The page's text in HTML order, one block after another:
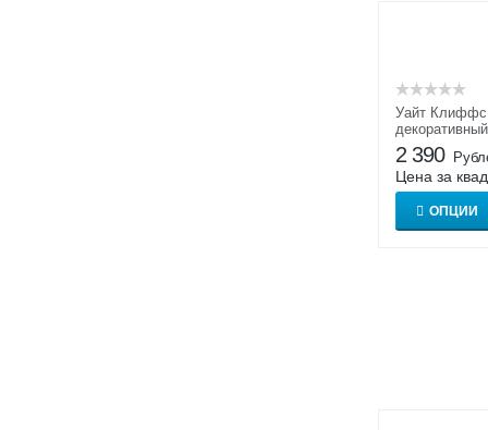
Уайт Клиффс
2 390
Цена за
ОПЦИИ